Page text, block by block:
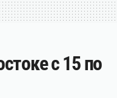
с 15 по